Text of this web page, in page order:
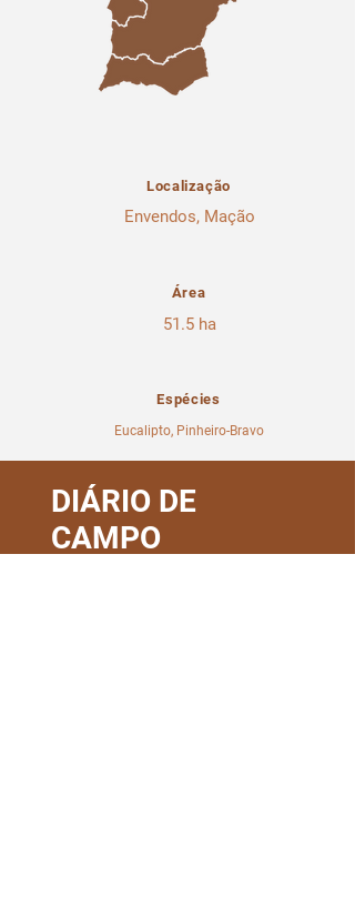
Localização
Envendos, Mação
Área
51.5 ha
Espécies
Eucalipto, Pinheiro-Bravo
DIÁRIO DE
CAMPO